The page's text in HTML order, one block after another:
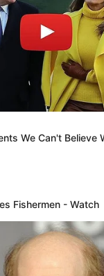
We Can't Believe
Fishermen - Watch